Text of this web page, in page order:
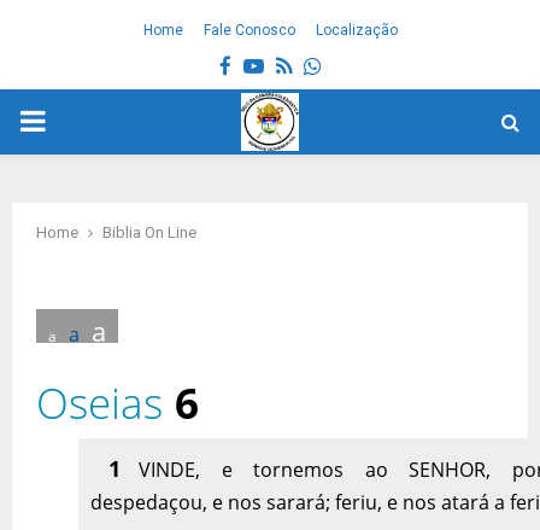
Home Fale Conosco Localização
Facebook
Youtube
RssWhatsapp
PRIMARY
Home Biblia On Line
a a a
Oseias 6
1
VINDE, e tornemos ao SENHOR,
despedaçou, e nos sarará; feriu, e nos atará a